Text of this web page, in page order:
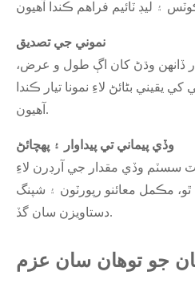
نموني جي تصديق
ڏانهن وڌڻ کان اڳ طول و عرض،
يقيني بڻائڻ لاءِ نمونا تيار ڪندا
آهيون.
وڏي پيماني تي پيداوار ۽ پهچائڻ
سسٽم وڏي مقدار جي آرڊرن لاءِ
مڪمل معائنو رپورٽون ۽ شپنگ
دستاويزن سان گڏ.
جو توهان سان عزم